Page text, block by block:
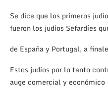
Se dice que los primeros
fueron los judíos Sefardíes
de España y Portugal, a
Estos judíos por lo tanto
auge comercial y económico